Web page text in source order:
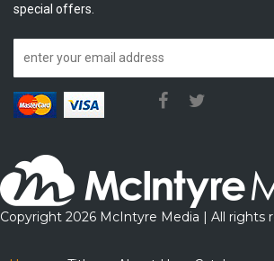
special offers.
Copyright 2026 McIntyre Media | All rights